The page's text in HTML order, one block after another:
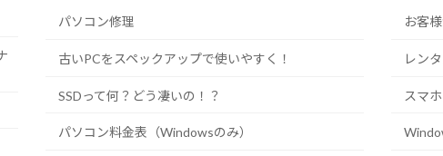
パソコン修理
古いPCをスペックアップで使いやすく！
SSDって何？どう凄いの！？
パソコン料金表（Windowsのみ）
お客
レン
スマ